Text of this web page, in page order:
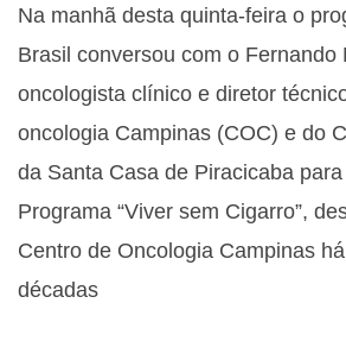
Na manhã desta quinta-feira o
Brasil conversou com o Fernando
oncologista clínico e diretor
oncologia Campinas (COC) e do
da Santa Casa de Piracicaba
Programa “Viver sem Cigarro”,
Centro de Oncologia Campinas
décadas